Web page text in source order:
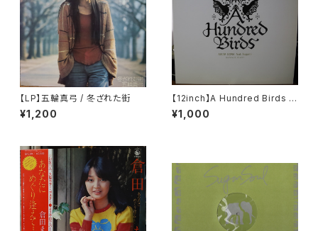
【LP】五輪真弓 / 冬ざれた街
¥1,200
【12inch】A Hundred Birds F
eat. Sugami / Amar Gora
¥1,000